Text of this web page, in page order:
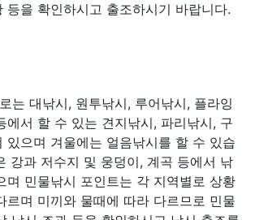
등을 확인하시고 출조하시기 바랍니다.
는 대낚시, 원투낚시, 루어낚시, 플라잉
에서 할 수 있는 견지낚시, 파리낚시, 구
있으며 겨울에는 얼음낚시를 할 수 있습
강과 저수지 및 웅덩이, 계곡 등에서 낚
며 민물낚시 포인트는 각 지역별로 상황
르며 미끼와 물때에 따라 다르므로 민물